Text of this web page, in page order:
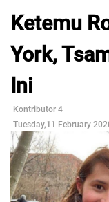
Ketemu
York,
Ini
Kontributor 4
Tuesday,11 February